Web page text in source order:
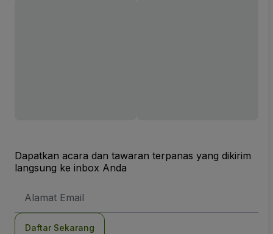
Dapatkan acara dan tawaran terpanas yang dikirim
langsung ke inbox Anda
Email
Daftar Sekarang